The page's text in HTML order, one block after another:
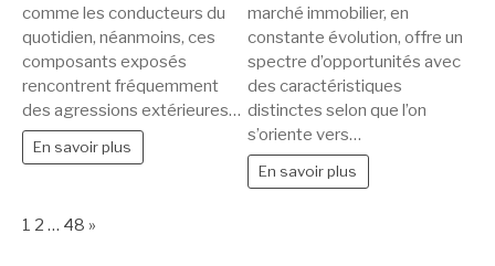
en
alliage
des
rayures
comme les conducteurs du
quotidien, néanmoins, ces
composants exposés
rencontrent fréquemment
des agressions extérieures…
En savoir plus
résidentiel
pour
vos
gains
?
marché immobilier, en
constante évolution, offre un
spectre d’opportunités avec
des caractéristiques
distinctes selon que l’on
s’oriente vers…
En savoir plus
Page:
1 2 … 48 Next
»